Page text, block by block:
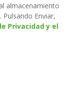
almacenamiento
Enviar,
Privacidad y el